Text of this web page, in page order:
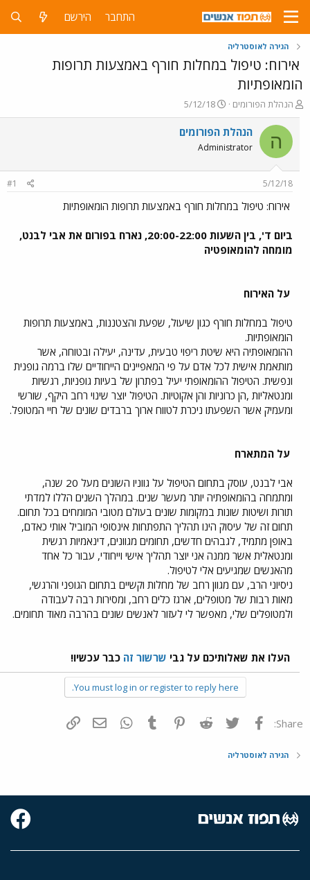
התחבר הירשם
הגירה לאוסטרליה
אירוח: טיפול במחלות חורף באמצעות תרופות
הומאופתיות
פ
ו
ת
ח
ה
ש
א
הנהלת הפורומים
פ
ו
ר
ם
ר
5/12/18
ה הנהלת הפורומים
Administrator
5/12/18
#1
אירוח: טיפול במחלות חורף באמצעות תרופות הומאופתיות
ביום ד', בין השעות 20:00-22:00, נארח בפורום את אבי לבנט,
מומחה להומאופטיה
על האירוח
טיפול במחלות חורף כגון שיעול, שפעת והצטננות, באמצעות תרופות
הומאופתיות.
ההומאופתיה היא שיטת ריפוי טבעית, עדינה, יעילה ובטוחה, אשר
מותאמת אישית לכל אדם על פי המאפיינים הייחודיים שלו ברמה גופנית
ונפשית. הטיפול ההומאופתי יעיל בפתרון של בעיות גופניות, רגשיות
ומנטאליות ,הן כרוניות והן אקוטיות. הטיפול יוצר שינוי רחב היקף, שורשי
ומעמיק אשר השפעתו ניכרת לטווח ארוך ברבדים שונים של חיי המטופל.
על המתארח
אבי לבנט, עוסק בתחום הטיפול על גווניו השונים מעל 20 שנה,
ומתמחה בהומאופתיה יותר מעשר שנים. במהלך השנים הללו למדתי
תורות ושיטות שונות במקומות שונים בעולם מטובי המומחים בכל תחום.
תחום זה של עיסוק הינו תהליך התפתחות אינסופי המוביל אותי כאדם,
באופן מתמיד, לגבהים חדשים, תחומים מגוונים, דינאמיות רגשית
ומנטאלית אשר ממנה אני יוצר תהליך אישי וייחודי, עבור כל אחד
מהאנשים שמגיעים אלי לטיפול.
ניסיוני הרב, עם מגוון רחב של מחלות וקשיים בתחום הגופני והרגשי,
מאות רבות של מטופלים, ארגז כלים רחב, ומסירות רבה לעבודה
ולמטופלים שלי, מאפשר לי לעזור לאנשים שונים בהרבה מאוד תחומים.
העלו את שאלותיכם על גבי שרשור זה כבר עכשיו!
You must log in or register to reply here.
Share: פייסבוק Twitter
Reddit
Pinterest
Tumblr
WhatsAppדואר אלקטרוני
הגירה לאוסטרליה